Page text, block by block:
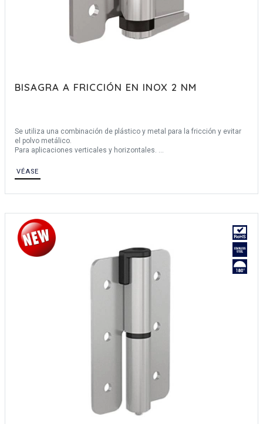
BISAGRA A FRICCIÓN EN INOX 2 NM
Se utiliza una combinación de plástico y metal para la fricción y evitar
el polvo metálico.
Para aplicaciones verticales y horizontales.
Temperatura de funcionamiento: -10°C / +40°C
Torque 2 N.m+/-25%
materiales contáctenos.
VÉASE